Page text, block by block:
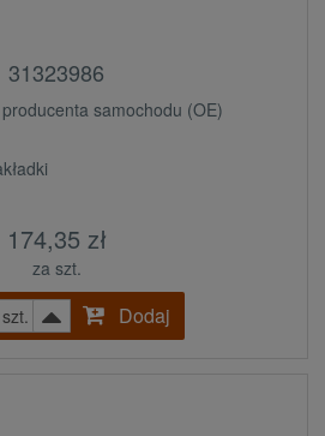
31323986
samochodu (OE)
174,35 zł
za szt.
szt.
Dodaj